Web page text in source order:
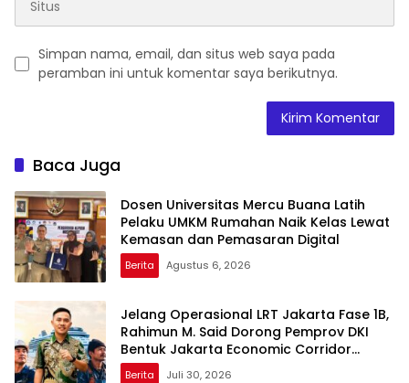
Simpan nama, email, dan situs web saya pada
peramban ini untuk komentar saya berikutnya.
Baca Juga
Dosen Universitas Mercu Buana Latih
Pelaku UMKM Rumahan Naik Kelas Lewat
Kemasan dan Pemasaran Digital
Berita Agustus 6, 2026
Jelang Operasional LRT Jakarta Fase 1B,
Rahimun M. Said Dorong Pemprov DKI
Bentuk Jakarta Economic Corridor
Initiative
Berita Juli 30, 2026